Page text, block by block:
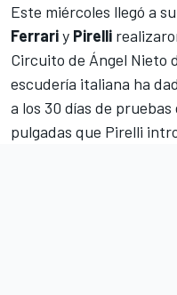
Este miércoles llegó a
Ferrariy Pirelli
Circuito de Ángel Nieto
escudería italiana ha
a los 30 días de pruebas
pulgadas que Pirelli